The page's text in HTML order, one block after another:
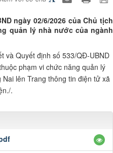
ngày 02/6/2026 của Chủ tịch
quản lý nhà nước của ngành
và Quyết định số 533/QĐ-UBND
phạm vi chức năng quản lý
lên Trang thông tin điện tử xã
.